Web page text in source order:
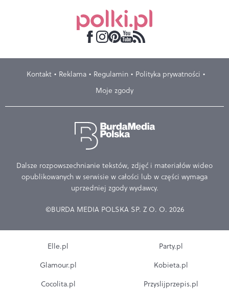
Kontakt Reklama Regulamin
Polityka prywatności
Moje zgody
Dalsze rozpowszechnianie tekstów, zdjęć i materiałów wideo
opublikowanych w serwisie w całości lub w części wymaga
uprzedniej zgody wydawcy.
©BURDA MEDIA POLSKA SP. Z O. O. 2026
Elle.pl
Glamour.pl
Cocolita.pl
Party.pl
Kobieta.pl
Przyslijprzepis.pl